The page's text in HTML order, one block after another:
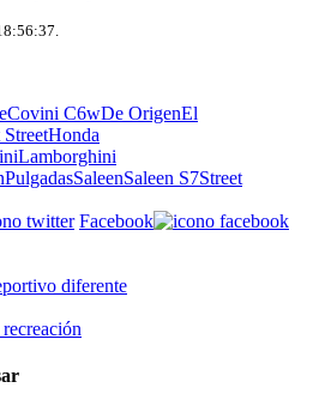
Covini C6wDe OrigenEl
Honda
Lamborghini
PulgadasSaleenSaleen S7Street
Facebook
diferente